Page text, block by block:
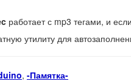
работает с mp3 тегами, и
утилиту для
, -Памятка-